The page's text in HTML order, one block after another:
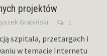
projektów
Grabiński 1
szpitala, przetargach i
w temacie Internetu